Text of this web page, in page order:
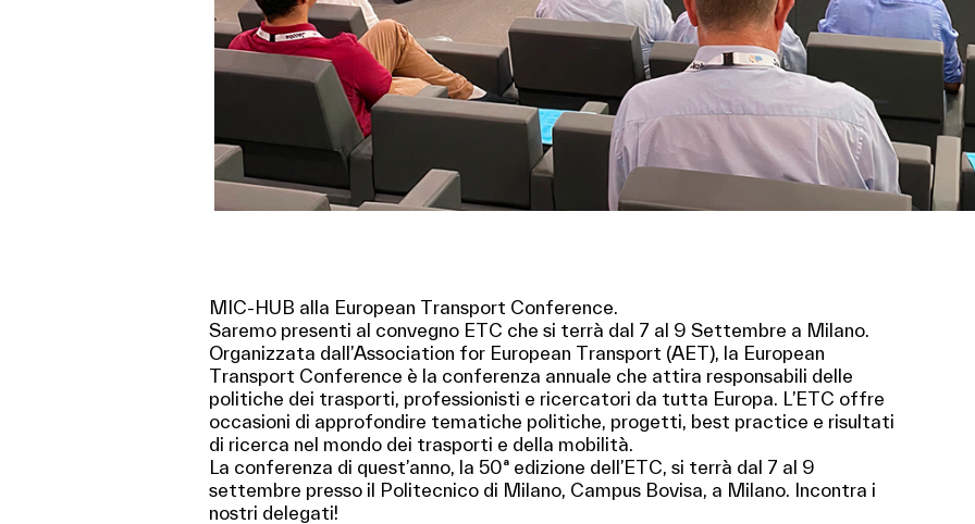
MIC-HUB alla European Transport Conference.
Saremo presenti al convegno ETC che si terrà dal 7 al 9 Settembre a Milano.
Organizzata dall’Association for European Transport (AET), la European
Transport Conference è la conferenza annuale che attira responsabili delle
politiche dei trasporti, professionisti e ricercatori da tutta Europa. L’ETC offre
occasioni di approfondire tematiche politiche, progetti, best practice e risultati
di ricerca nel mondo dei trasporti e della mobilità.
La conferenza di quest’anno, la 50ª edizione dell’ETC, si terrà dal 7 al 9
settembre presso il Politecnico di Milano, Campus Bovisa, a Milano. Incontra i
nostri delegati!